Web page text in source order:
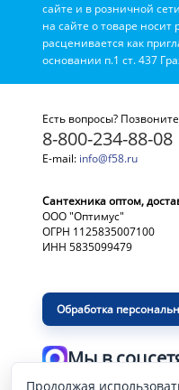
сайте и в розничной
на сайте о товаре носит
расценивается как
основании п.1 ст. 437
Есть вопросы?
8-800-234-88-08
E-mail: info@f58.ru
Сантехника оптом,
ООО "Оптимус"
ОГРН 1125835007100
ИНН 5835099479
Обработка
Мы в
Продолжая